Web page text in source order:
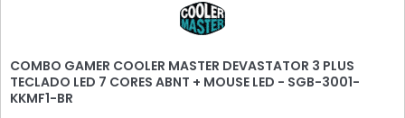
COMBO GAMER COOLER MASTER DEVASTATOR 3 PLUS
TECLADO LED 7 CORES ABNT + MOUSE LED - SGB-3001-
KKMF1-BR